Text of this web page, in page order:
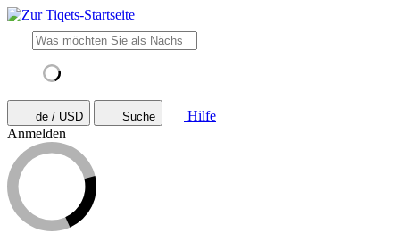
de / USD Suche
Hilfe
Anmelden